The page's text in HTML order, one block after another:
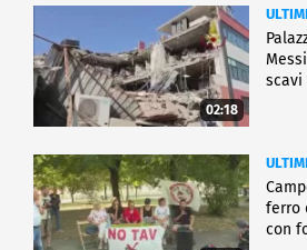
02:18
scavi
ferro
con